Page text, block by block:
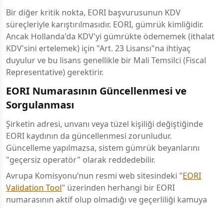
Bir diğer kritik nokta, EORI başvurusunun KDV
süreçleriyle karıştırılmasıdır. EORI, gümrük kimliğidir.
Ancak Hollanda'da KDV'yi gümrükte ödememek (ithalat
KDV'sini ertelemek) için "Art. 23 Lisansı"na ihtiyaç
duyulur ve bu lisans genellikle bir Mali Temsilci (Fiscal
Representative) gerektirir.
EORI Numarasının Güncellenmesi ve
Sorgulanması
Şirketin adresi, unvanı veya tüzel kişiliği değiştiğinde
EORI kaydının da güncellenmesi zorunludur.
Güncelleme yapılmazsa, sistem gümrük beyanlarını
"geçersiz operatör" olarak reddedebilir.
Avrupa Komisyonu’nun resmi web sitesindeki "EORI
Validation Tool" üzerinden herhangi bir EORI
numarasının aktif olup olmadığı ve geçerliliği kamuya